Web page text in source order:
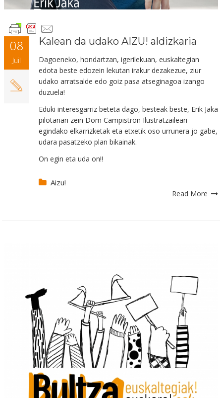
08
Juil
Kalean da udako AIZU! aldizkaria
Dagoeneko, hondartzan, igerilekuan, euskaltegian
edota beste edozein lekutan irakur dezakezue, ziur
udako arratsalde edo goiz pasa atseginagoa izango
duzuela!
Eduki interesgarriz beteta dago, besteak beste, Erik Jaka
pilotariari zein Dom Campistron Ilustratzaileari
egindako elkarrizketak eta etxetik oso urrunera jo gabe,
udara pasatzeko plan bikainak.
On egin eta uda on!!
Aizu!
Read More